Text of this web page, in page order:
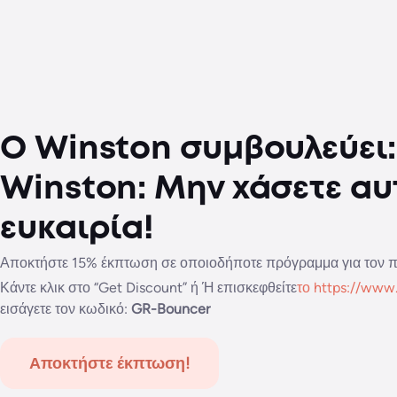
Ο Winston συμβουλεύει:
Winston: Μην χάσετε
ευκαιρία!
Αποκτήστε 15% έκπτωση σε οποιοδήποτε πρόγραμμα για τον
Κάντε κλικ στο “Get Discount” ή Ή επισκεφθείτετο https://
εισάγετε τον κωδικό: GR-Bouncer
Αποκτήστε έκπτωση!